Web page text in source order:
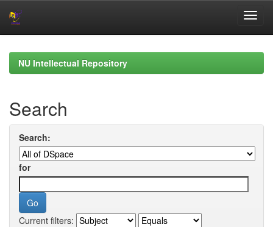
navigationNU Intellectual Repository
Search
Search:
for
Current filters: